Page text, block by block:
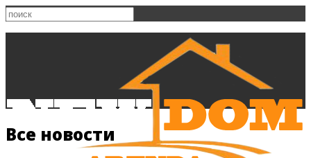
Все новости